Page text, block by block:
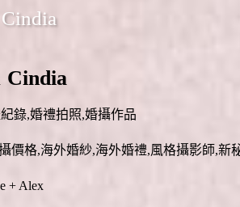
Cindia
錄,婚禮拍照,婚攝作品
+ Alex